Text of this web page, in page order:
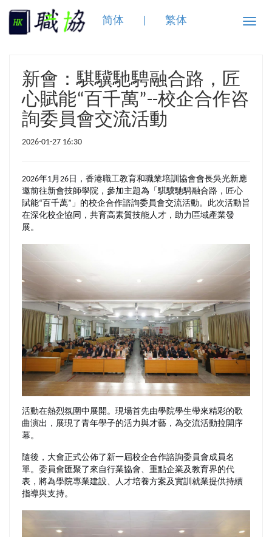
Toggle
简体 繁体
新會：騏驥馳騁融合路，匠
心賦能“百千萬”--校企合作咨
詢委員會交流活動
2026-01-27 16:30
2026年1月26日，香港職工教育和職業培訓協會會長吳光新應
邀前往新會技師學院，參加主題為「騏驥馳騁融合路，匠心
賦能“百千萬”」的校企合作諮詢委員會交流活動。此次活動旨
在深化校企協同，共育高素質技能人才，助力區域產業發
展。
活動在熱烈氛圍中展開。現場首先由學院學生帶來精彩的歌
曲演出，展現了青年學子的活力與才藝，為交流活動拉開序
幕。
隨後，大會正式公佈了新一屆校企合作諮詢委員會成員名
單。委員會匯聚了來自行業協會、重點企業及教育界的代
表，將為學院專業建設、人才培養方案及實訓就業提供持續
指導與支持。